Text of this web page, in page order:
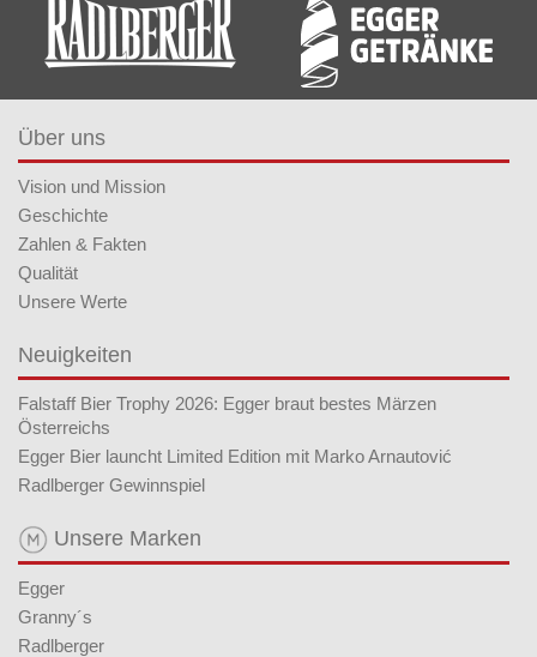
Über uns
Vision und Mission
Geschichte
Zahlen & Fakten
Qualität
Unsere Werte
Neuigkeiten
Falstaff Bier Trophy 2026: Egger braut bestes Märzen
Österreichs
Egger Bier launcht Limited Edition mit Marko Arnautović
Radlberger Gewinnspiel
Unsere Marken
Egger
Granny´s
Radlberger